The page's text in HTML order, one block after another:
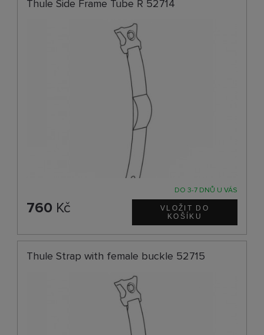
Thule Side Frame Tube R 52714
DO 3-7 DNŮ U VÁS
760 Kč
Thule Strap with female buckle 52715